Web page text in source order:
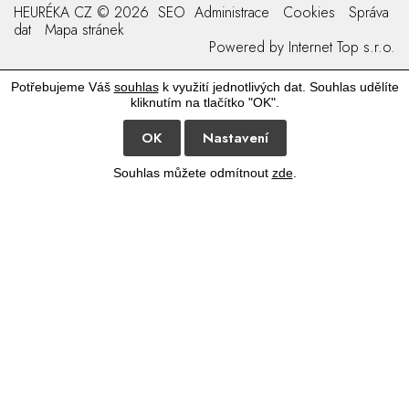
HEURÉKA CZ © 2026 SEO Administrace Cookies
Správa
dat
Mapa stránek
Powered by Internet Top s.r.o.
Potřebujeme Váš souhlask využití jednotlivých dat. Souhlas udělíte
kliknutím na tlačítko "OK".
OK Nastavení
Souhlas můžete odmítnout zde.